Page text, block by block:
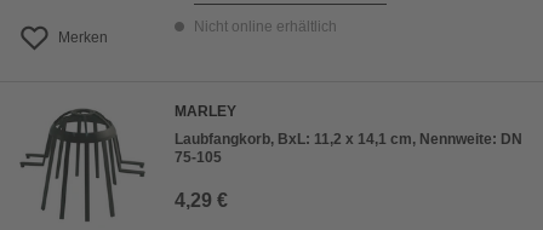
Merken
Nicht online erhältlich
MARLEY
Laubfangkorb, BxL: 11,2 x 14,1 cm, Nennweite: DN
75-105
4,29 €